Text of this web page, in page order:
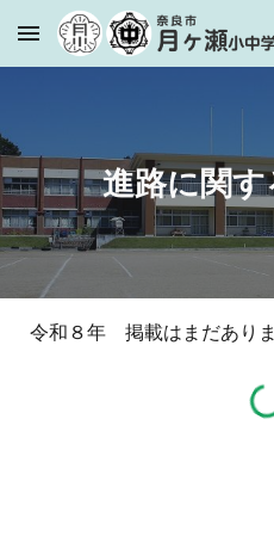
Skip to main content
進路に関
令和８年 掲載はまだありま